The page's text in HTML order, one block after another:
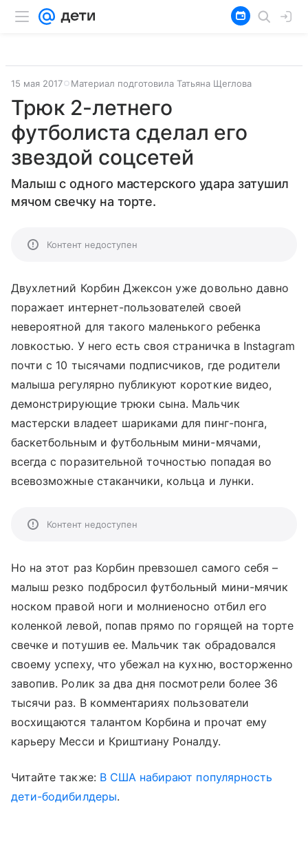
15 мая 2017 Материал подготовила Татьяна Щеглова
Трюк 2-летнего
футболиста сделал его
звездой соцсетей
Малыш с одного мастерского удара затушил
мячом свечку на торте.
Контент недоступен
Двухлетний Корбин Джексон уже довольно давно
поражает интернет-пользователей своей
невероятной для такого маленького ребенка
ловкостью. У него есть своя страничка в Instagram
почти с 10 тысячами подписчиков, где родители
малыша регулярно публикуют короткие видео,
демонстрирующие трюки сына. Мальчик
мастерски владеет шариками для пинг-понга,
баскетбольным и футбольным мини-мячами,
всегда с поразительной точностью попадая во
всевозможные стаканчики, кольца и лунки.
Контент недоступен
Но на этот раз Корбин превзошел самого себя –
малыш резко подбросил футбольный мини-мячик
носком правой ноги и молниеносно отбил его
коленкой левой, попав прямо по горящей на торте
свечке и потушив ее. Мальчик так обрадовался
своему успеху, что убежал на кухню, восторженно
завопив. Ролик за два дня посмотрели более 36
тысячи раз. В комментариях пользователи
восхищаются талантом Корбина и прочат ему
карьеру Месси и Криштиану Роналду.
Читайте также: В США набирают популярность
дети-бодибилдеры.